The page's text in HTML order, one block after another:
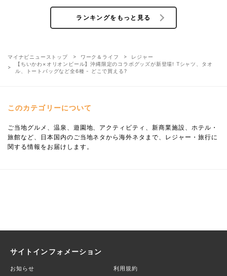
ランキングをもっと見る
マイナビニューストップ ワーク＆ライフ
レジャー
【ちいかわ×オリオンビール】沖縄限定のコラボグッズが新登場! Tシャツ、タオ
ル、トートバッグなど全6種 - どこで買える?
このカテゴリーについて
ご当地グルメ、温泉、遊園地、アクティビティ、新商業施設、ホテル・
旅館など、日本国内のご当地ネタから海外ネタまで、レジャー・旅行に
関する情報をお届けします。
サイトインフォメーション
お知らせ 利用規約